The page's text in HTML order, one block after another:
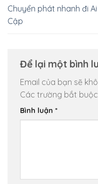
Chuyển phát nhanh đi Ai
Cập
Để lại một bình
Email của bạn sẽ
Các trường bắt
Bình luận *